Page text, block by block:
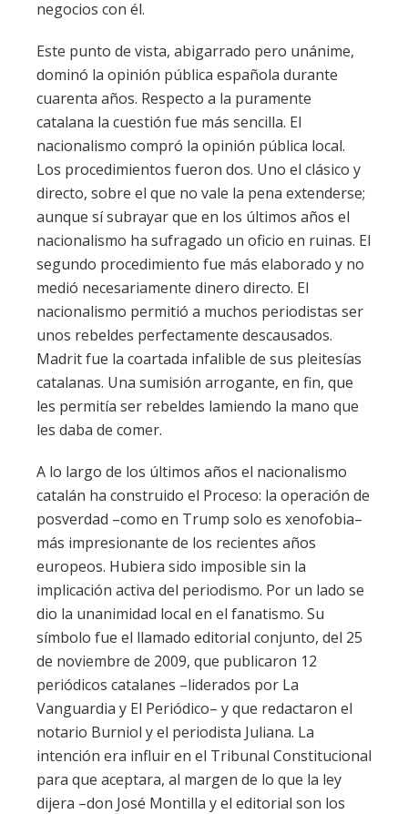
negocios con él.
Este punto de vista, abigarrado pero unánime,
dominó la opinión pública española durante
cuarenta años. Respecto a la puramente
catalana la cuestión fue más sencilla. El
nacionalismo compró la opinión pública local.
Los procedimientos fueron dos. Uno el clásico y
directo, sobre el que no vale la pena extenderse;
aunque sí subrayar que en los últimos años el
nacionalismo ha sufragado un oficio en ruinas. El
segundo procedimiento fue más elaborado y no
medió necesariamente dinero directo. El
nacionalismo permitió a muchos periodistas ser
unos rebeldes perfectamente descausados.
Madrit fue la coartada infalible de sus pleitesías
catalanas. Una sumisión arrogante, en fin, que
les permitía ser rebeldes lamiendo la mano que
les daba de comer.
A lo largo de los últimos años el nacionalismo
catalán ha construido el Proceso: la operación de
posverdad –como en Trump solo es xenofobia–
más impresionante de los recientes años
europeos. Hubiera sido imposible sin la
implicación activa del periodismo. Por un lado se
dio la unanimidad local en el fanatismo. Su
símbolo fue el llamado editorial conjunto, del 25
de noviembre de 2009, que publicaron 12
periódicos catalanes –liderados por La
Vanguardia y El Periódico– y que redactaron el
notario Burniol y el periodista Juliana. La
intención era influir en el Tribunal Constitucional
para que aceptara, al margen de lo que la ley
dijera –don José Montilla y el editorial son los